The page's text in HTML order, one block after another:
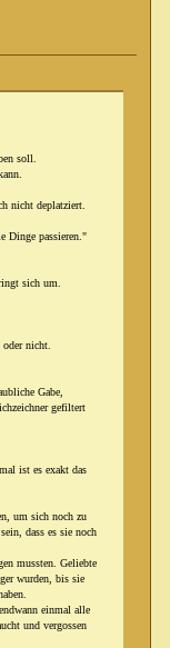
soll.
nicht deplatziert.
Dinge passieren."
sich um.
nicht.
Gabe,
gefiltert
ist es exakt das
um sich noch zu
dass es sie noch
mussten. Geliebte
wurden, bis sie
einmal alle
und vergossen